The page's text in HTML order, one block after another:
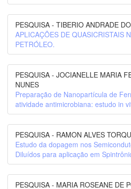
PESQUISA - TIBERIO ANDRADE
APLICAÇÕES DE QUASICRISTAIS
PETRÓLEO.
PESQUISA - JOCIANELLE MARIA
NUNES
Preparação de Nanopartícula de
atividade antimicrobiana: estudo in
PESQUISA - RAMON ALVES
Estudo da dopagem nos
Diluídos para aplicação em
PESQUISA - MARIA ROSEANE DE